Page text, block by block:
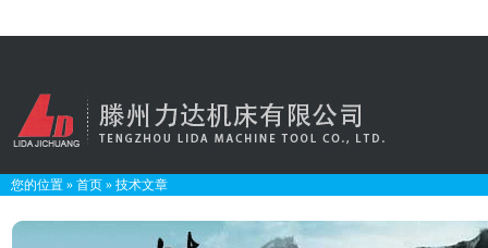
您的位置 » 首页 » 技术文章